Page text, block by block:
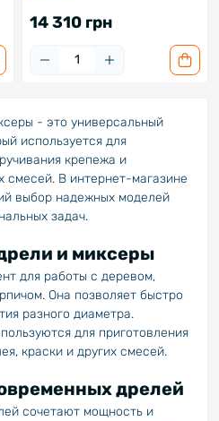
14 310 грн
- это универсальный
используется для
крепежа и
смесей. В интернет-магазине
выбор надежных моделей
задач.
и миксеры
для работы с деревом,
Она позволяет быстро
разного диаметра.
для приготовления
краски и других смесей.
дрелей
сочетают мощность и